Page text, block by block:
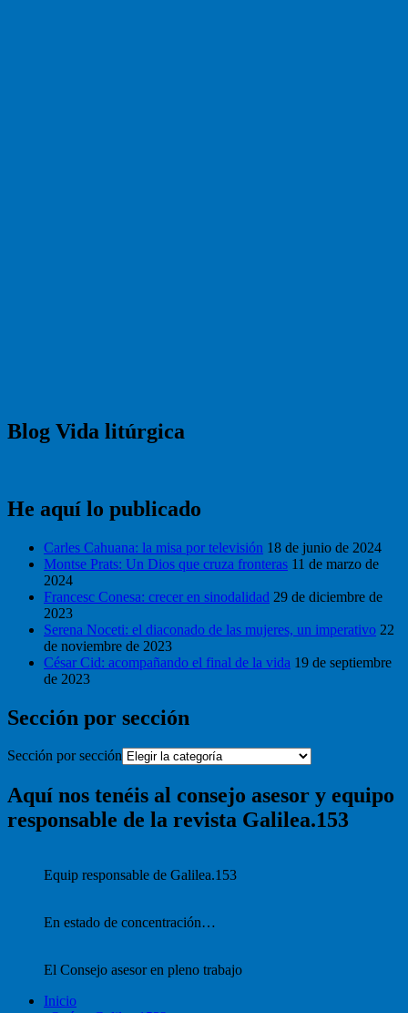
Blog Vida litúrgica
He aquí lo publicado
Carles Cahuana: la misa por televisión 18 de junio de 2024
Montse Prats: Un Dios que cruza fronteras 11 de marzo de
2024
Francesc Conesa: crecer en sinodalidad 29 de diciembre de
2023
Serena Noceti: el diaconado de las mujeres, un imperativo 22
de noviembre de 2023
César Cid: acompañando el final de la vida 19 de septiembre
de 2023
Sección por sección
Sección por sección
Aquí nos tenéis al consejo asesor y equipo
responsable de la revista Galilea.153
Equip responsable de Galilea.153
En estado de concentración…
El Consejo asesor en pleno trabajo
Inicio